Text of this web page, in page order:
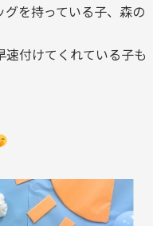
を持っている子、森の
付けてくれている子も